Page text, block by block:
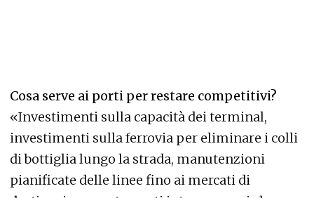
Cosa serve ai porti per restare competitivi?
«Investimenti sulla capacità dei terminal,
investimenti sulla ferrovia per eliminare i colli
di bottiglia lungo la strada, manutenzioni
pianificate delle linee fino ai mercati di